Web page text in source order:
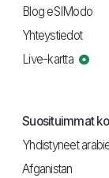
Blog eSIModo
Yhteystiedot
Live-kartta
Suosituimmat
Yhdistyneet
Afganistan